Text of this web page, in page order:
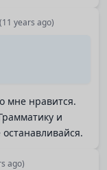
(11 years ago)
мне нравится.
и
ago)